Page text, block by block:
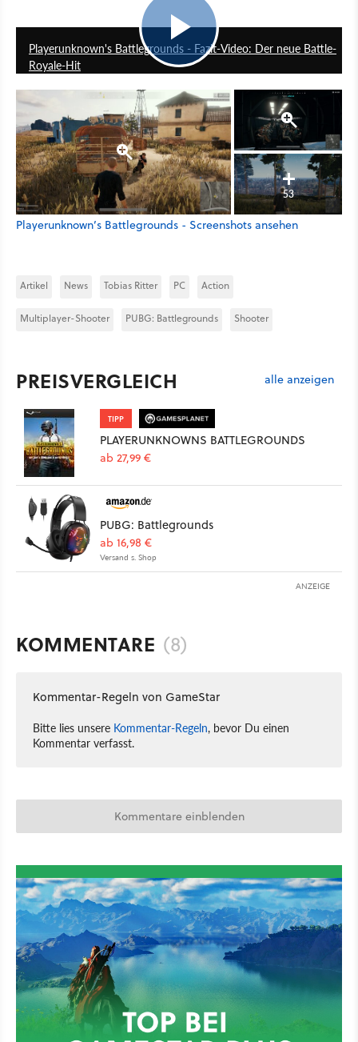
Playerunknown's Battlegrounds - Fazit-Video: Der neue Battle-
Royale-Hit
53
Playerunknown’s Battlegrounds - Screenshots ansehen
Artikel News Tobias Ritter PC Action
Multiplayer-Shooter PUBG: Battlegrounds Shooter
PREISVERGLEICH alle anzeigen
TIPP
PLAYERUNKNOWNS BATTLEGROUNDS
ab 27,99 €
PUBG: Battlegrounds
ab 16,98 €
Versand s. Shop
ANZEIGE
KOMMENTARE (8)
Kommentar-Regeln von GameStar
Bitte lies unsere Kommentar-Regeln, bevor Du einen
Kommentar verfasst.
Kommentare einblenden